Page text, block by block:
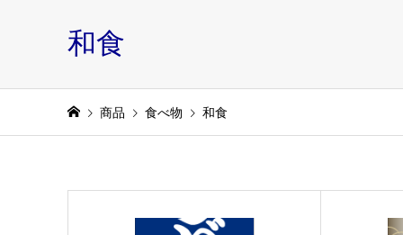
和食
商品 食べ物 和食